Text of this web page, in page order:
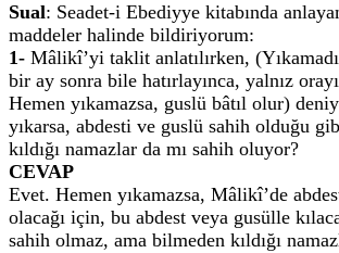
Sual: Seadet-i Ebediyye kitabında
maddeler halinde bildiriyorum:
1- Mâlikî’yi taklit anlatılırken,
bir ay sonra bile hatırlayınca, yalnız
Hemen yıkamazsa, guslü bâtıl olur)
yıkarsa, abdesti ve guslü sahih olduğu
kıldığı namazlar da mı sahih oluyor?
CEVAP
Evet. Hemen yıkamazsa, Mâlikî’de
olacağı için, bu abdest veya gusülle
sahih olmaz, ama bilmeden kıldığı